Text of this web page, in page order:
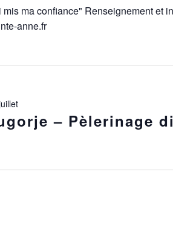
mis ma confiance" Renseignement et
anne.fr
– Pèlerinage